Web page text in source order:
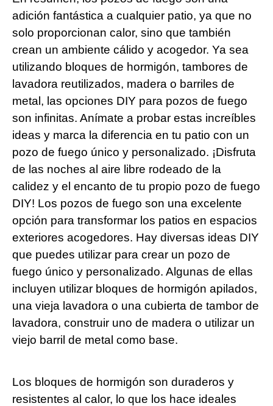
adición fantástica a cualquier patio, ya que no
solo proporcionan calor, sino que también
crean un ambiente cálido y acogedor. Ya sea
utilizando bloques de hormigón, tambores de
lavadora reutilizados, madera o barriles de
metal, las opciones DIY para pozos de fuego
son infinitas. Anímate a probar estas increíbles
ideas y marca la diferencia en tu patio con un
pozo de fuego único y personalizado. ¡Disfruta
de las noches al aire libre rodeado de la
calidez y el encanto de tu propio pozo de fuego
DIY! Los pozos de fuego son una excelente
opción para transformar los patios en espacios
exteriores acogedores. Hay diversas ideas DIY
que puedes utilizar para crear un pozo de
fuego único y personalizado. Algunas de ellas
incluyen utilizar bloques de hormigón apilados,
una vieja lavadora o una cubierta de tambor de
lavadora, construir uno de madera o utilizar un
viejo barril de metal como base.
Los bloques de hormigón son duraderos y
resistentes al calor, lo que los hace ideales